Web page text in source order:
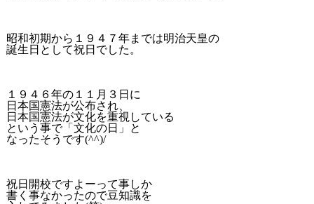
昭和初期から１９４７年までは明治天皇の
誕生日として祝日でした。
１９４６年の１１月３日に
日本国憲法が公布され、
日本国憲法が文化を重視している
という事で「文化の日」と
なったそうです(^^)/
祝日開校ですよーって事しか
書く事なかったので豆知識を